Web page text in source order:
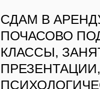
СДАМ В
ПОЧАСОВО
КЛАССЫ,
ПРЕЗЕНТАЦИИ,